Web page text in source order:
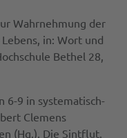
Wahrnehmung der
in: Wort und
Bethel 28,
6-9 in systematisch-
Clemens
(Hg.), Die Sintflut.